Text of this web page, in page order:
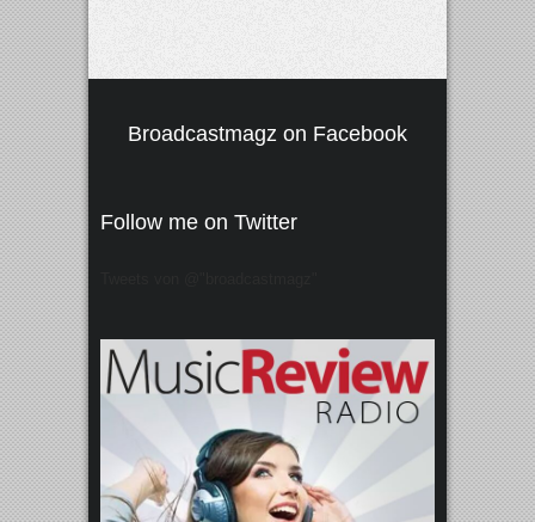
Broadcastmagz on Facebook
Follow me on Twitter